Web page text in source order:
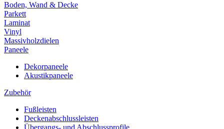
Boden, Wand & Decke
Parkett
Laminat
Vinyl
Massivholzdielen
Paneele
Dekorpaneele
Akustikpaneele
Zubehör
Fußleisten
Deckenabschlussleisten